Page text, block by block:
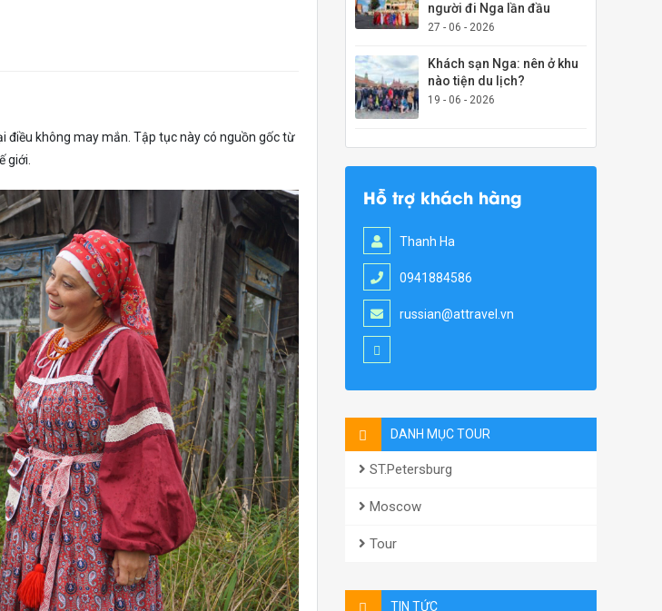
điều không may mắn. Tập tục này có nguồn gốc từ
giới.
người đi Nga lần đầu
27 - 06 - 2026
Khách sạn Nga: nên ở khu
nào tiện du lịch?
19 - 06 - 2026
Hỗ trợ khách hàng
Thanh Ha
0941884586
russian@attravel.vn
DANH MỤC TOUR
ST.Petersburg
Moscow
Tour
TIN TỨC